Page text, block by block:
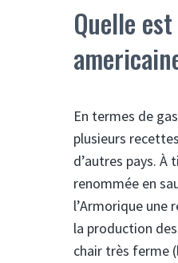
Quelle
En termes de
plusieurs
d’autres pays. À
renommée en
l’Armorique une
la production
chair très ferme